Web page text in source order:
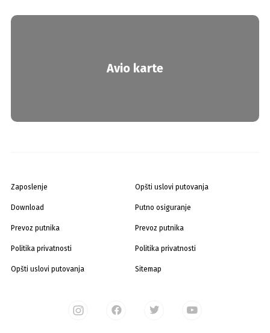
Avio karte
Zaposlenje
Download
Prevoz putnika
Politika privatnosti
Opšti uslovi putovanja
Opšti uslovi putovanja
Putno osiguranje
Prevoz putnika
Politika privatnosti
Sitemap